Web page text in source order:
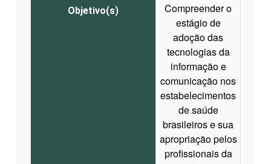
Objetivo(s)
Compreender o
estágio de
adoção das
tecnologias da
informação e
comunicação nos
estabelecimentos
de saúde
brasileiros e sua
apropriação pelos
profissionais da